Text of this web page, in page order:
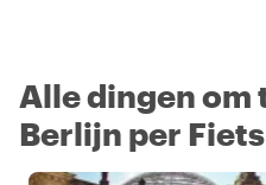
Alle dingen om
Berlijn per Fiets